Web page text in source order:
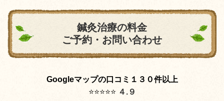
鍼灸治療の料金
ご予約・お問い合わせ
Googleマップの口コミ１３０件以上
⭐️⭐️⭐️⭐️⭐️ ４.９